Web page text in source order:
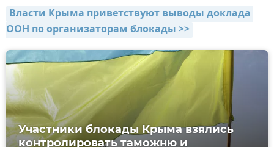
Власти Крыма приветствуют выводы доклада
ООН по организаторам блокады >>
Участники блокады Крыма взялись
контролировать таможню и